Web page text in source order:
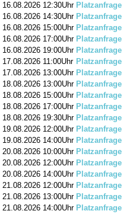
16.08.2026 12:30Uhr Platzanfrage
16.08.2026 14:30Uhr Platzanfrage
16.08.2026 15:00Uhr Platzanfrage
16.08.2026 17:00Uhr Platzanfrage
16.08.2026 19:00Uhr Platzanfrage
17.08.2026 11:00Uhr Platzanfrage
17.08.2026 13:00Uhr Platzanfrage
18.08.2026 13:00Uhr Platzanfrage
18.08.2026 15:00Uhr Platzanfrage
18.08.2026 17:00Uhr Platzanfrage
18.08.2026 19:30Uhr Platzanfrage
19.08.2026 12:00Uhr Platzanfrage
19.08.2026 14:00Uhr Platzanfrage
20.08.2026 10:00Uhr Platzanfrage
20.08.2026 12:00Uhr Platzanfrage
20.08.2026 14:00Uhr Platzanfrage
21.08.2026 12:00Uhr Platzanfrage
21.08.2026 13:00Uhr Platzanfrage
21.08.2026 14:00Uhr Platzanfrage